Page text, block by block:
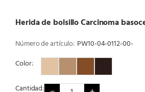
Herida de bolsillo Carcinoma
Número de artículo: PW10-04-0112-00-
Color:
Cantidad: